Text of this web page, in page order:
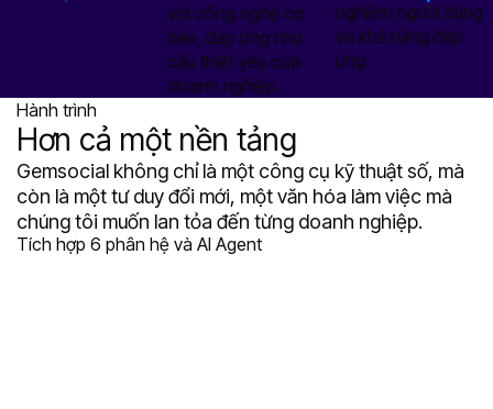
với công nghệ cơ
bản, đáp ứng nhu
cầu thiết yếu của
doanh nghiệp.
nghiệm người dùng
và khả năng đáp
ứng.
Hành trình
Hơn cả một nền tảng
Gemsocial không chỉ là một công cụ kỹ thuật số, mà
còn là một tư duy đổi mới, một văn hóa làm việc mà
chúng tôi muốn lan tỏa đến từng doanh nghiệp.
Tích hợp 6 phân hệ và AI Agent